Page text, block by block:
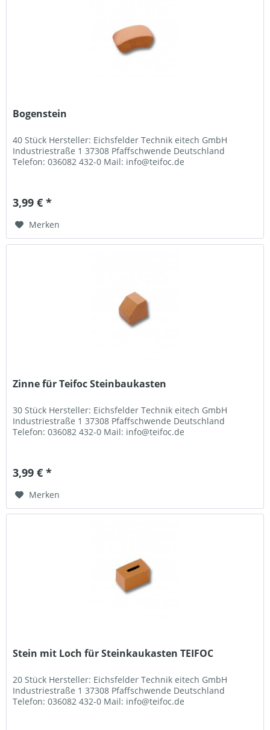
Bogenstein
40 Stück Hersteller: Eichsfelder Technik eitech GmbH
Industriestraße 1 37308 Pfaffschwende Deutschland
Telefon: 036082 432-0 Mail: info@teifoc.de
3,99 € *
Merken
Zinne für Teifoc Steinbaukasten
30 Stück Hersteller: Eichsfelder Technik eitech GmbH
Industriestraße 1 37308 Pfaffschwende Deutschland
Telefon: 036082 432-0 Mail: info@teifoc.de
3,99 € *
Merken
Stein mit Loch für Steinkaukasten TEIFOC
20 Stück Hersteller: Eichsfelder Technik eitech GmbH
Industriestraße 1 37308 Pfaffschwende Deutschland
Telefon: 036082 432-0 Mail: info@teifoc.de